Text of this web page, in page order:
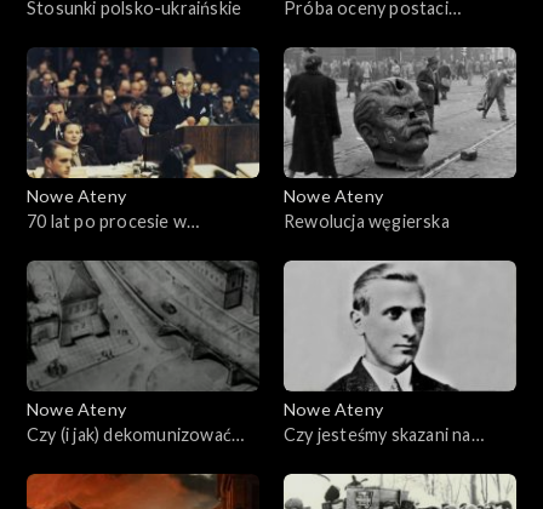
Stosunki polsko-ukraińskie
Próba oceny postaci
Nowe Ateny
70 lat po procesie w
sprawiedliwości stało się
zadość?
Nowe Ateny
Rewolucja węgierska
Nowe Ateny
Czy (i jak) dekomunizować
Nowe Ateny
Czy jesteśmy skazani na
polsko - ukraińskie